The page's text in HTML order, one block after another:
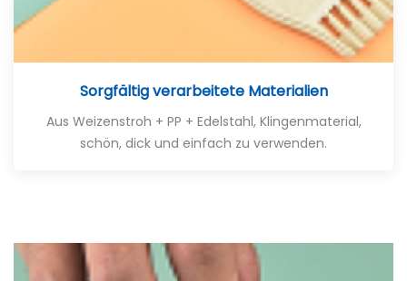
Sorgfältig verarbeitete Materialien
Aus Weizenstroh + PP + Edelstahl, Klingenmaterial,
schön, dick und einfach zu verwenden.